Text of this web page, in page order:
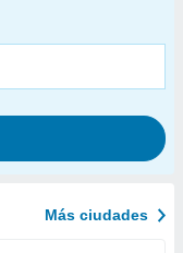
Más ciudades